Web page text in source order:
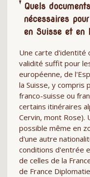
Quels
nécessaires
en Suisse et en
Une carte d'identité
validité suffit pour
européenne, de
la Suisse, y compris
franco-suisse ou
certains itinéraires
Cervin, mont
possible même en
d'une autre
conditions d'entrée
de celles de la
de France